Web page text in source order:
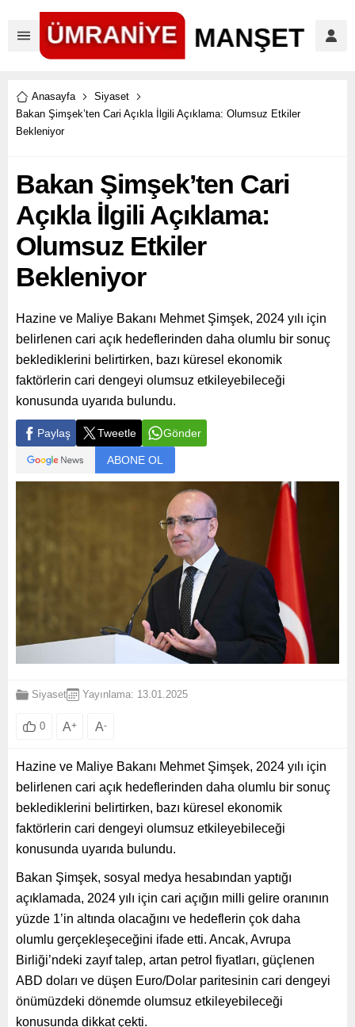
Anasayfa
Siyaset
Bakan Şimşek’ten Cari Açıkla İlgili Açıklama: Olumsuz Etkiler
Bekleniyor
Bakan Şimşek’ten Cari
Açıkla İlgili Açıklama:
Olumsuz Etkiler
Bekleniyor
Hazine ve Maliye Bakanı Mehmet Şimşek, 2024 yılı için
belirlenen cari açık hedeflerinden daha olumlu bir sonuç
beklediklerini belirtirken, bazı küresel ekonomik
faktörlerin cari dengeyi olumsuz etkileyebileceği
konusunda uyarıda bulundu.
Paylaş Tweetle Gönder
ABONE OL
Siyaset Yayınlama: 13.01.2025
0 A+ A-
Hazine ve Maliye Bakanı Mehmet Şimşek, 2024 yılı için
belirlenen cari açık hedeflerinden daha olumlu bir sonuç
beklediklerini belirtirken, bazı küresel ekonomik
faktörlerin cari dengeyi olumsuz etkileyebileceği
konusunda uyarıda bulundu.
Bakan Şimşek, sosyal medya hesabından yaptığı
açıklamada, 2024 yılı için cari açığın milli gelire oranının
yüzde 1’in altında olacağını ve hedeflerin çok daha
olumlu gerçekleşeceğini ifade etti. Ancak, Avrupa
Birliği’ndeki zayıf talep, artan petrol fiyatları, güçlenen
ABD doları ve düşen Euro/Dolar paritesinin cari dengeyi
önümüzdeki dönemde olumsuz etkileyebileceği
konusunda dikkat çekti.